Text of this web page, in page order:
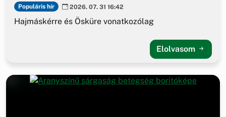
Populáris hír 2026. 07. 31 16:42
Hajmáskérre és Ösküre vonatkozólag
Elolvasom